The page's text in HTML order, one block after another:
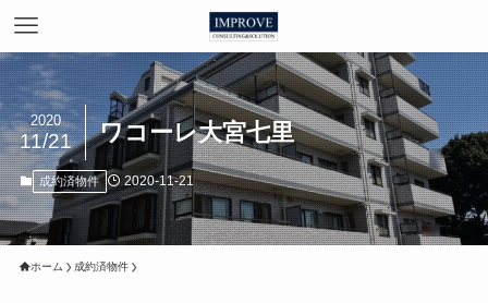
ワコーレ大宮七里
2020
11/21
成約済物件 2020-11-21
ホーム 成約済物件